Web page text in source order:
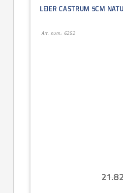
LEIER CASTRUM 5CM
Art. num.: 6252